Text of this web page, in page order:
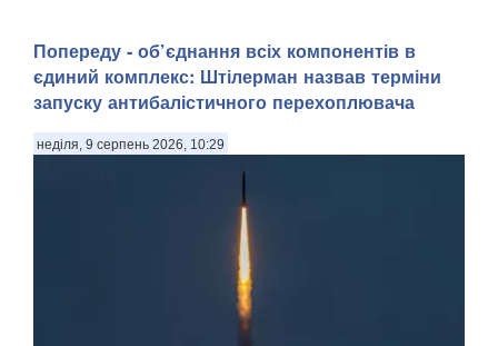
Попереду - об’єднання всіх компонентів в
єдиний комплекс: Штілерман назвав терміни
запуску антибалістичного перехоплювача
неділя, 9 серпень 2026, 10:29